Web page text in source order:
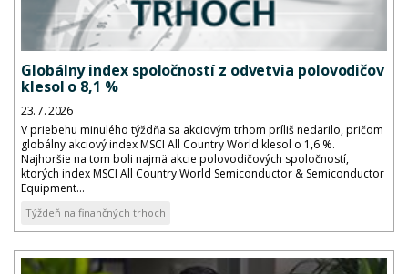
Globálny index spoločností z odvetvia polovodičov
klesol o 8,1 %
23. 7. 2026
V priebehu minulého týždňa sa akciovým trhom príliš nedarilo, pričom
globálny akciový index MSCI All Country World klesol o 1,6 %.
Najhoršie na tom boli najmä akcie polovodičových spoločností,
ktorých index MSCI All Country World Semiconductor & Semiconductor
Equipment...
Týždeň na finančných trhoch